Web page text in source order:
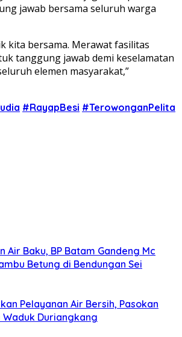
jawab bersama seluruh warga
kita bersama. Merawat fasilitas
tanggung jawab demi keselamatan
elemen masyarakat,”
#RayapBesi #TerowonganPelita
Air Baku, BP Batam Gandeng Mc
Betung di Bendungan Sei
Pelayanan Air Bersih, Pasokan
Waduk Duriangkang